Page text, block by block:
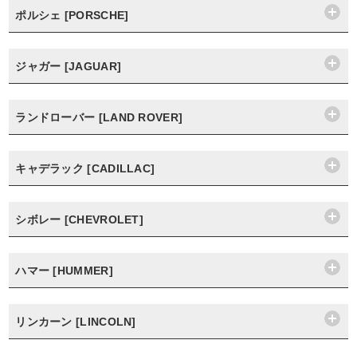
ポルシェ [PORSCHE]
ジャガー [JAGUAR]
ランドローバー [LAND ROVER]
キャデラック [CADILLAC]
シボレー [CHEVROLET]
ハマー [HUMMER]
リンカーン [LINCOLN]